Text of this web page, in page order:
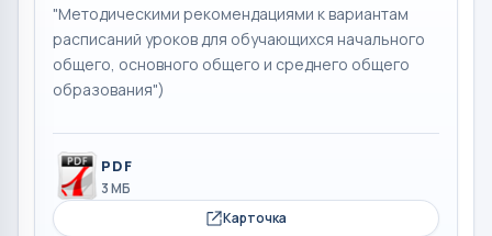
"Методическими рекомендациями к вариантам
расписаний уроков для обучающихся начального
общего, основного общего и среднего общего
образования")
PDF
3 МБ
Карточка